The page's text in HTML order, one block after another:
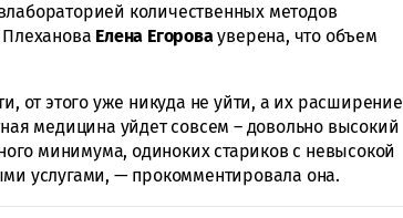
количественных методов
Елена Егоровауверена, что объем
от этого уже никуда не уйти, а их расширение
медицина уйдет совсем – довольно высокий
минимума, одиноких стариков с невысокой
услугами, — прокомментировала она.